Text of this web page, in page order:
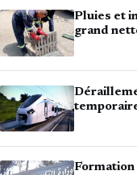
Pluies et
grand